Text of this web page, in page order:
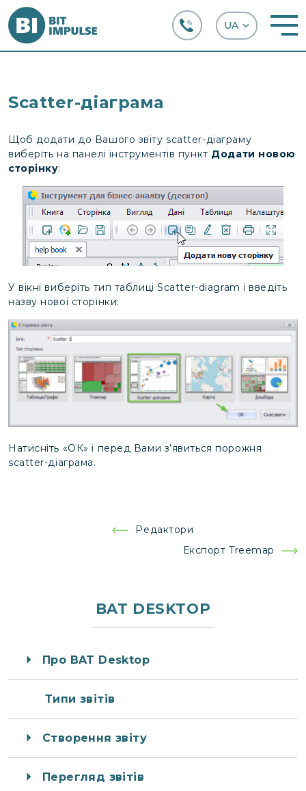
Scatter-діаграма
Щоб додати до Вашого звіту scatter-діаграму
виберіть на панелі інструментів пункт Додати новою
сторінку:
У вікні виберіть тип таблиці Scatter-diagram і введіть
назву нової сторінки:
Натисніть «ОК» і перед Вами з’явиться порожня
scatter-діаграма.
Редактори
Експорт Treemap
BAT DESKTOP
Про BAT Desktop
Типи звітів
Створення звіту
Перегляд звітів